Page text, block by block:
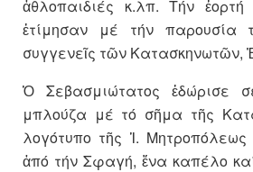
ἀθλοπαιδιές κ.λπ. Τήν
ἐτίμησαν μέ τήν παρουσία
συγγενεῖς τῶν Κατασκηνωτῶν,
Ὁ Σεβασμιώτατος ἐδώρισε
μπλούζα μέ τό σῆμα τῆς
λογότυπο τῆς Ἱ.
ἀπό τήν Σφαγή, ἕνα καπέλο